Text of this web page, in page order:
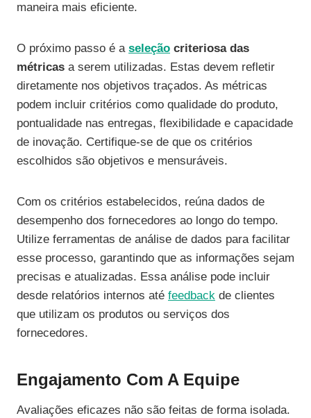
maneira mais eficiente.
O próximo passo é a seleção criteriosa das
métricas a serem utilizadas. Estas devem refletir
diretamente nos objetivos traçados. As métricas
podem incluir critérios como qualidade do produto,
pontualidade nas entregas, flexibilidade e capacidade
de inovação. Certifique-se de que os critérios
escolhidos são objetivos e mensuráveis.
Com os critérios estabelecidos, reúna dados de
desempenho dos fornecedores ao longo do tempo.
Utilize ferramentas de análise de dados para facilitar
esse processo, garantindo que as informações sejam
precisas e atualizadas. Essa análise pode incluir
desde relatórios internos até feedback de clientes
que utilizam os produtos ou serviços dos
fornecedores.
Engajamento Com A Equipe
Avaliações eficazes não são feitas de forma isolada.